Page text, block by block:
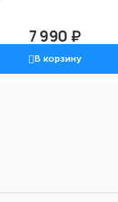
7 990 ₽
В корзину